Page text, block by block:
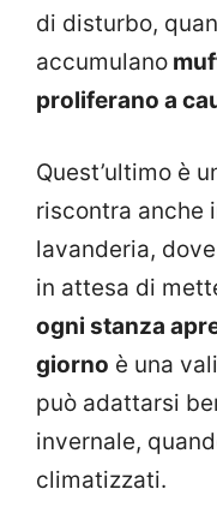
di disturbo,
accumulano
proliferano a
Quest’ultimo è
riscontra anche
lavanderia,
in attesa di
ogni stanza
giorno è una
può adattarsi
invernale,
climatizzati.